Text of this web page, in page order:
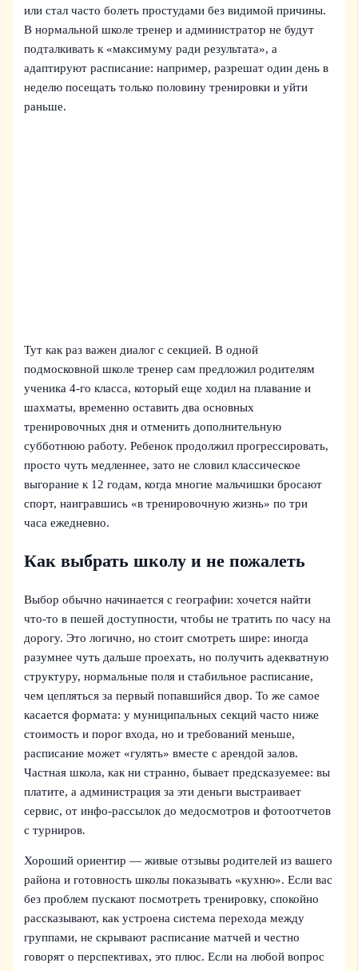
или стал часто болеть простудами без видимой причины.
В нормальной школе тренер и администратор не будут
подталкивать к «максимуму ради результата», а
адаптируют расписание: например, разрешат один день в
неделю посещать только половину тренировки и уйти
раньше.
Тут как раз важен диалог с секцией. В одной
подмосковной школе тренер сам предложил родителям
ученика 4‑го класса, который еще ходил на плавание и
шахматы, временно оставить два основных
тренировочных дня и отменить дополнительную
субботнюю работу. Ребенок продолжил прогрессировать,
просто чуть медленнее, зато не словил классическое
выгорание к 12 годам, когда многие мальчишки бросают
спорт, наигравшись «в тренировочную жизнь» по три
часа ежедневно.
Как выбрать школу и не пожалеть
Выбор обычно начинается с географии: хочется найти
что-то в пешей доступности, чтобы не тратить по часу на
дорогу. Это логично, но стоит смотреть шире: иногда
разумнее чуть дальше проехать, но получить адекватную
структуру, нормальные поля и стабильное расписание,
чем цепляться за первый попавшийся двор. То же самое
касается формата: у муниципальных секций часто ниже
стоимость и порог входа, но и требований меньше,
расписание может «гулять» вместе с арендой залов.
Частная школа, как ни странно, бывает предсказуемее: вы
платите, а администрация за эти деньги выстраивает
сервис, от инфо‑рассылок до медосмотров и фотоотчетов
с турниров.
Хороший ориентир — живые отзывы родителей из вашего
района и готовность школы показывать «кухню». Если вас
без проблем пускают посмотреть тренировку, спокойно
рассказывают, как устроена система перехода между
группами, не скрывают расписание матчей и честно
говорят о перспективах, это плюс. Если на любой вопрос